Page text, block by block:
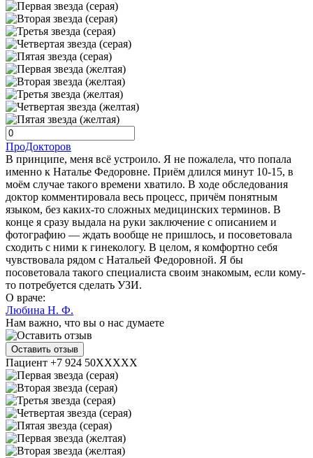
ПроДокторов
В принципе, меня всё устроило. Я не пожалела, что попала
именно к Наталье Федоровне. Приём длился минут 10-15, в
моём случае такого времени хватило. В ходе обследования
доктор комментировала весь процесс, причём понятным
языком, без каких-то сложных медицинских терминов. В
конце я сразу выдала на руки заключение с описанием и
фотографию — ждать вообще не пришлось, и посоветовала
сходить с ними к гинекологу. В целом, я комфортно себя
чувствовала рядом с Натальей Федоровной. Я бы
посоветовала такого специалиста своим знакомым, если кому-
то потребуется сделать УЗИ.
О враче:
Любина Н. Ф.
Нам важно, что вы о нас думаете
Оставить отзыв
Пациент +7 924 50XXXXX